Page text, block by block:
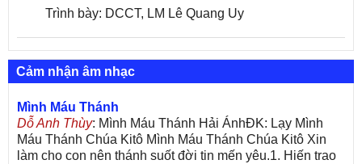
Trình bày: DCCT, LM Lê Quang Uy
Cảm nhận âm nhạc
Mình Máu Thánh
Dỗ Anh Thùy: Mình Máu Thánh Hải ÁnhĐK: Lạy Mình
Máu Thánh Chúa Kitô Mình Máu Thánh Chúa Kitô Xin
làm cho con nên thánh suốt đời tin mến yêu.1. Hiến trao